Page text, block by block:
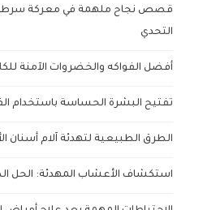
قصص نجاح ملهمة في معركة
التحدي
أفضل الفواكه والخضروات الآمنة
تفتيح البشرة الحساسة باستخدام
الطرق الطبيعية لتهدئة آلام أسنان
استكشاف الأعشاب المهدئة: الحل